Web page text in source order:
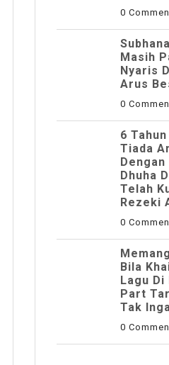
0
Masih
Nyaris
Arus
0
6
Tiada
Dhuha
Telah
Rezeki
0
Bila
Lagu
Part
Tak
0